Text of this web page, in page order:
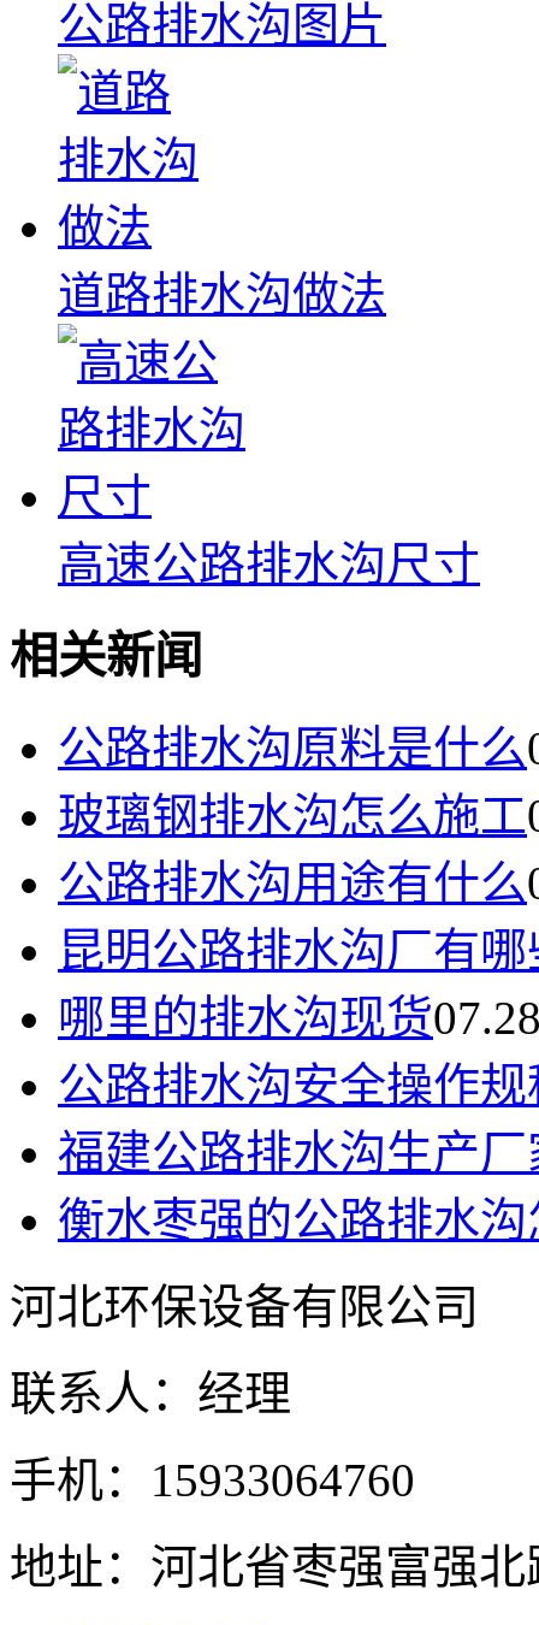
公路排水沟图片
道路排水沟做法
高速公路排水沟尺寸
相关新闻
公路排水沟原料是什么
玻璃钢排水沟怎么施工
公路排水沟用途有什么
昆明公路排水沟厂有哪
哪里的排水沟现货
公路排水沟安全操作
福建公路排水沟生产
衡水枣强的公路排水
河北环保设备有限公司
联系人：经理
手机：15933064760
地址：河北省枣强富强北